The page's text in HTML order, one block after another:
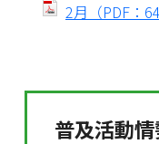
2月（PDF：
普及活動